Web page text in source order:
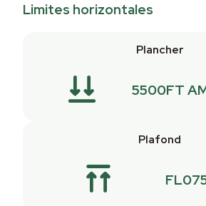
Limites horizontales
Plancher
5500FT
Plafond